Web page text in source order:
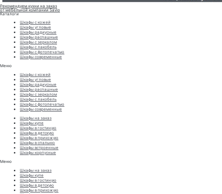
Рекомендуем кухни на заказ
от мебельной компании Savio
Каталоги
Шкафы с кожей
Шкафы угловые
Шкафы радиусные
Шкафы распашные
Шкафы с зеркалом
Шкафы с лакобель
Шкафы с фотопечатью
Шкафы современные
Меню
Шкафы с кожей
Шкафы угловые
Шкафы радиусные
Шкафы распашные
Шкафы с зеркалом
Шкафы с лакобель
Шкафы с фотопечатью
Шкафы современные
Шкафы на заказ
Шкафы купе
Шкафы в гостиную
Шкафы в детскую
Шкафы в прихожую
Шкафы в спальню
Шкафы встроенные
Шкафы корпусные
Меню
Шкафы на заказ
Шкафы купе
Шкафы в гостиную
Шкафы в детскую
Шкафы в прихожую